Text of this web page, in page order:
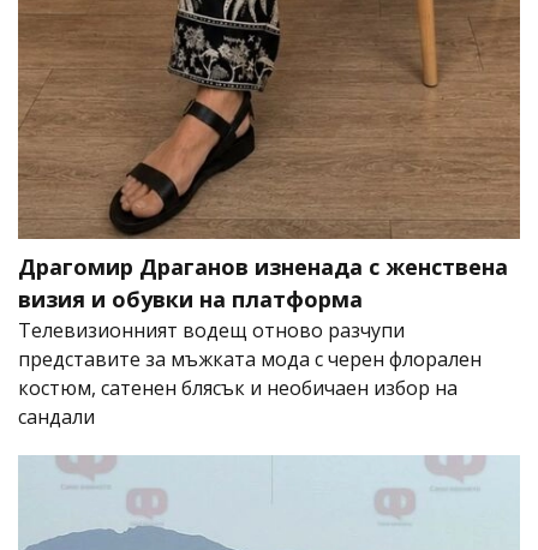
Драгомир Драганов изненада с женствена
визия и обувки на платформа
Телевизионният водещ отново разчупи
представите за мъжката мода с черен флорален
костюм, сатенен блясък и необичаен избор на
сандали